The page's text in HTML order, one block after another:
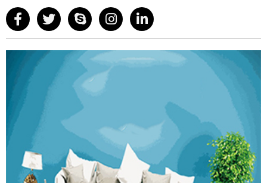
Thiết kế nâng hạ thông minh giúp dễ dàng lấy chén
Hệ thống trợ lực giúp thao tác nhẹ nhàng.
Thiết kế 2 tầng giúp sắp xếp chén bát gọn gàng.
Chất liệu bền bỉ, chống rỉ sét tốt.
Phù hợp với nhiều loại tủ bếp hiện đại
Thông số kỹ thuật
Mã sản phẩm:
R014-700
Quy cách sản phẩm :R665 x S280 x C650
Kích thước phủ bì:
700mm
Chất liệu:Khung bằng thép, nan Inox phủ Crom